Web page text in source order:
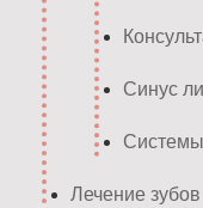
Синус
Лечение зубов